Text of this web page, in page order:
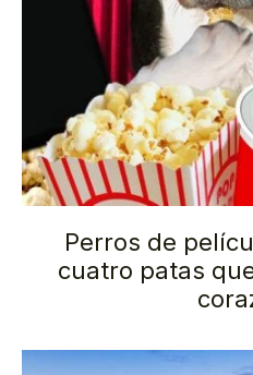
Perros de
cuatro patas